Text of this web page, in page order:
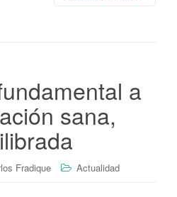
a
sana,
Fradique Actualidad